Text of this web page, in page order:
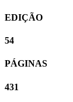
EDIÇÃO
54
PÁGINAS
431